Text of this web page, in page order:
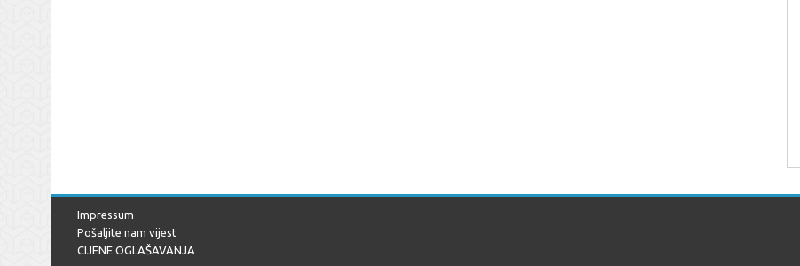
Impressum
Pošaljite nam vijest
CIJENE OGLAŠAVANJA